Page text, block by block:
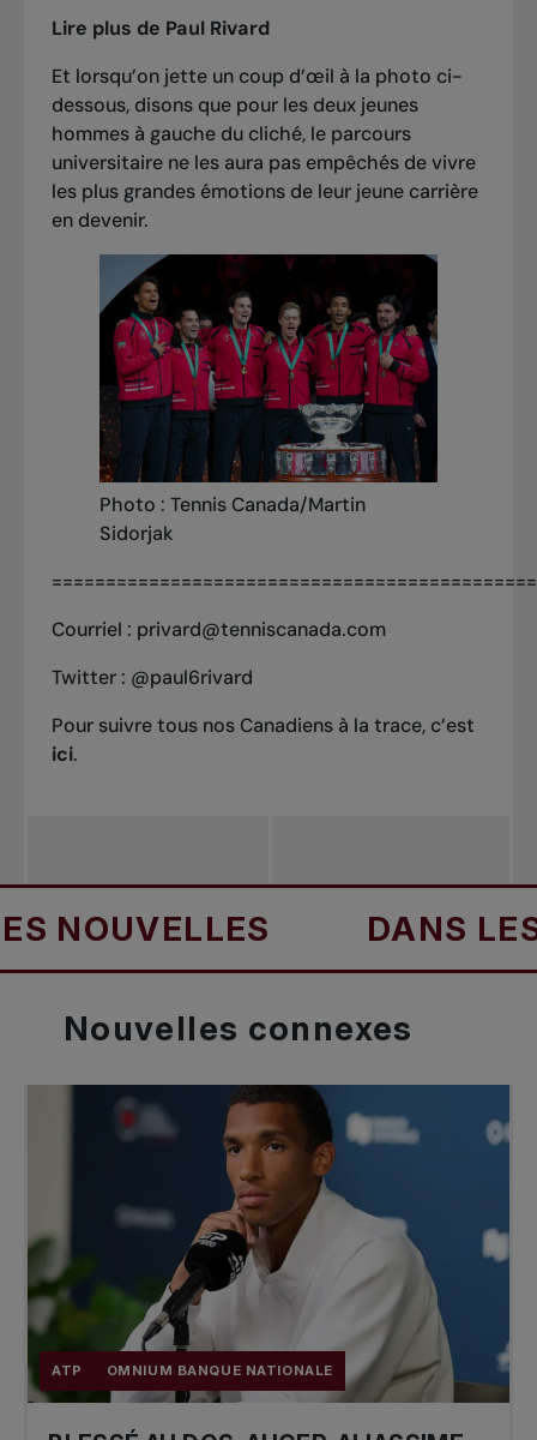
Lire plus de Paul Rivard
Et lorsqu’on jette un coup d’œil à la photo ci-
dessous, disons que pour les deux jeunes
hommes à gauche du cliché, le parcours
universitaire ne les aura pas empêchés de vivre
les plus grandes émotions de leur jeune carrière
en devenir.
Photo : Tennis Canada/Martin
Sidorjak
Courriel : privard@tenniscanada.com
Twitter : @paul6rivard
Pour suivre tous nos Canadiens à la trace, c’est
ici.
DANS LES
Nouvelles connexes
ATP OMNIUM BANQUE NATIONALE